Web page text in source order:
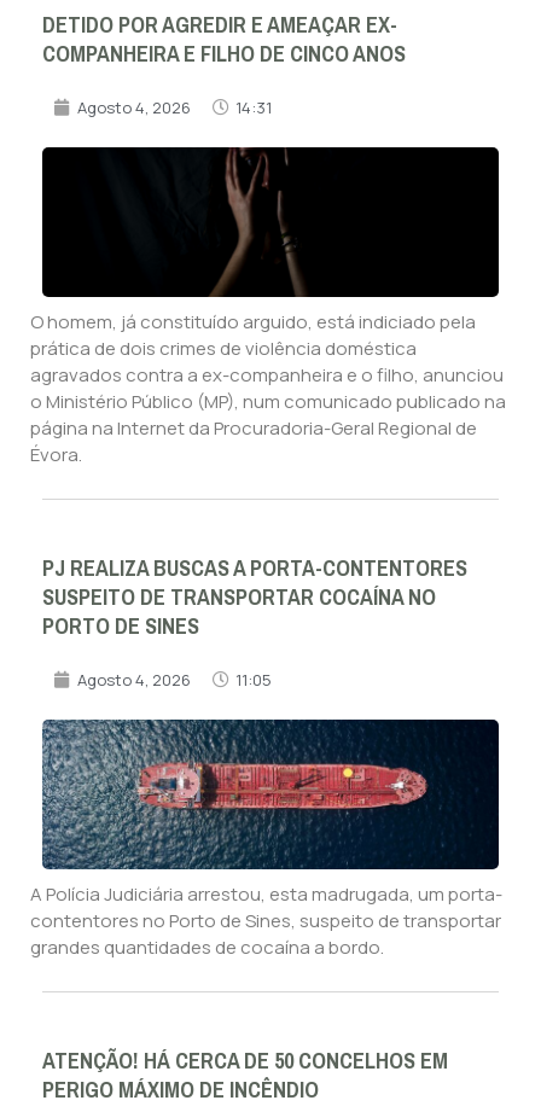
DETIDO POR AGREDIR E AMEAÇAR EX-
COMPANHEIRA E FILHO DE CINCO ANOS
Agosto 4, 2026 14:31
O homem, já constituído arguido, está indiciado pela
prática de dois crimes de violência doméstica
agravados contra a ex-companheira e o filho, anunciou
o Ministério Público (MP), num comunicado publicado na
página na Internet da Procuradoria-Geral Regional de
Évora.
PJ REALIZA BUSCAS A PORTA-CONTENTORES
SUSPEITO DE TRANSPORTAR COCAÍNA NO
PORTO DE SINES
Agosto 4, 2026 11:05
A Polícia Judiciária arrestou, esta madrugada, um porta-
contentores no Porto de Sines, suspeito de transportar
grandes quantidades de cocaína a bordo.
ATENÇÃO! HÁ CERCA DE 50 CONCELHOS EM
PERIGO MÁXIMO DE INCÊNDIO